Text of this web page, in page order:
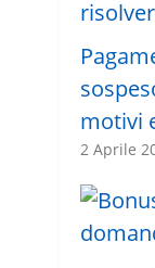
motivi
2 Aprile